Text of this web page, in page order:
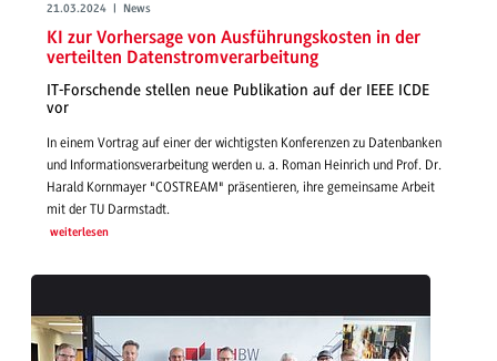
21.03.2024 | News
KI zur Vorhersage von Ausführungskosten in der
verteilten Datenstromverarbeitung
IT-Forschende stellen neue Publikation auf der IEEE ICDE
vor
In einem Vortrag auf einer der wichtigsten Konferenzen zu Datenbanken
und Informationsverarbeitung werden u. a. Roman Heinrich und Prof. Dr.
Harald Kornmayer "COSTREAM" präsentieren, ihre gemeinsame Arbeit
mit der TU Darmstadt.
weiterlesen